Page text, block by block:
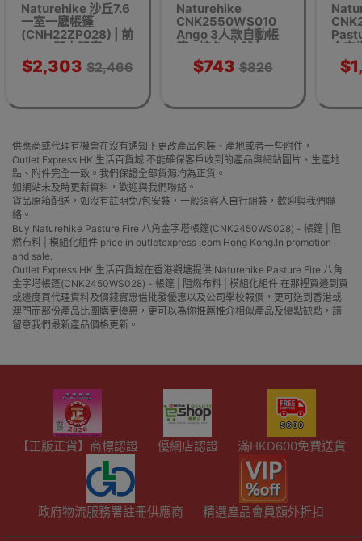
Naturehike 沙丘7.6
一室一廳帳篷
(CNH22ZP028) | 前
門大門廳
$2,303 $2,466
Naturehike
CNK2550WS010
Ango 3人款自動帳
篷 - 棕色-大號 |
PU2000+ | 3秒速開
支架 | 多種搭建模式
$743 $826
金
|
供應商或代理有機會在沒有通知下更改產品包裝、產地或者一些附件，
Outlet Express HK 生活百貨城 不能確保客戶收到的產品與網站圖片、生產地
點、附件完全一致。我們保證全部貨源均為正貨。
如網站未及時更新資料，歡迎與我們聯絡。
貨品原箱配送，如沒有註明免/包安裝，一般須客人自行組裝，歡迎與我們聯
絡。
Buy Naturehike Pasture Fire 八角金字塔帳篷(CNK2450WS028) - 帳篷 | 阻
燃布料 | 模組化組件 price in outletexpress .com Hong Kong.In promotion
and sale.
Outlet Express HK 生活百貨城在香港觀塘提供 Naturehike Pasture Fire 八角
金字塔帳篷(CNK2450WS028) - 帳篷 | 阻燃布料 | 模組化組件 在那裡買邊到買
或邊度買代理資料及價錢實惠借批發優惠以及公司學校報價，更可送到香港或
澳門而部份產品比團購更優惠，更可以為你推薦推介相似產品及優點缺點，請
留意我們最新產品價格更新。
【正版正貨】商標認證 優網店認證 滿HKD600免費送貨
政府物流服務署註冊供應商 精選產品會員額外折扣